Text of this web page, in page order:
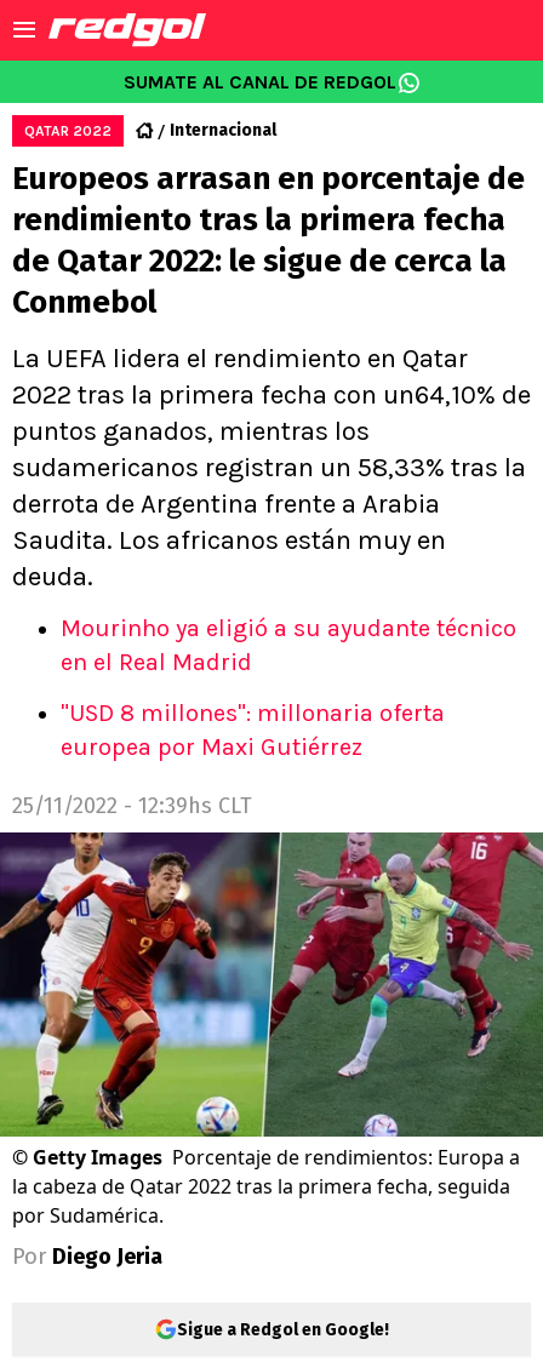
SUMATE AL CANAL DE REDGOL
QATAR 2022 Internacional
Europeos arrasan en porcentaje de
rendimiento tras la primera fecha
de Qatar 2022: le sigue de cerca la
Conmebol
La UEFA lidera el rendimiento en Qatar
2022 tras la primera fecha con un64,10% de
puntos ganados, mientras los
sudamericanos registran un 58,33% tras la
derrota de Argentina frente a Arabia
Saudita. Los africanos están muy en
deuda.
Mourinho ya eligió a su ayudante técnico
en el Real Madrid
"USD 8 millones": millonaria oferta
europea por Maxi Gutiérrez
25/11/2022 - 12:39hs CLT
© Getty Images Porcentaje de rendimientos: Europa a
la cabeza de Qatar 2022 tras la primera fecha, seguida
por Sudamérica.
Por Diego Jeria
Sigue a Redgol en Google!